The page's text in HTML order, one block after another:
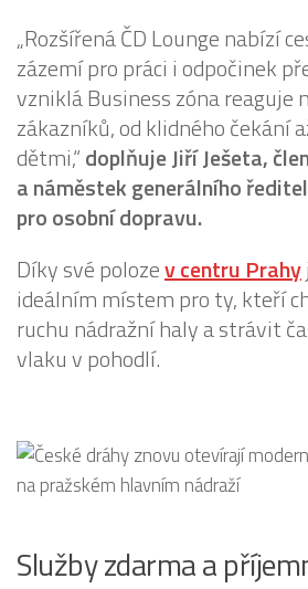
„Rozšířená ČD Lounge nabízí
zázemí pro práci i odpočinek
vzniklá Business zóna reaguje
zákazníků, od klidného čekání
dětmi,“doplňuje Jiří Ješeta,
a náměstek generálního
pro osobní dopravu.
Díky své polozev centru Prahy
ideálním místem pro ty, kteří
ruchu nádražní haly a strávit
vlaku v pohodlí.
Služby zdarma a